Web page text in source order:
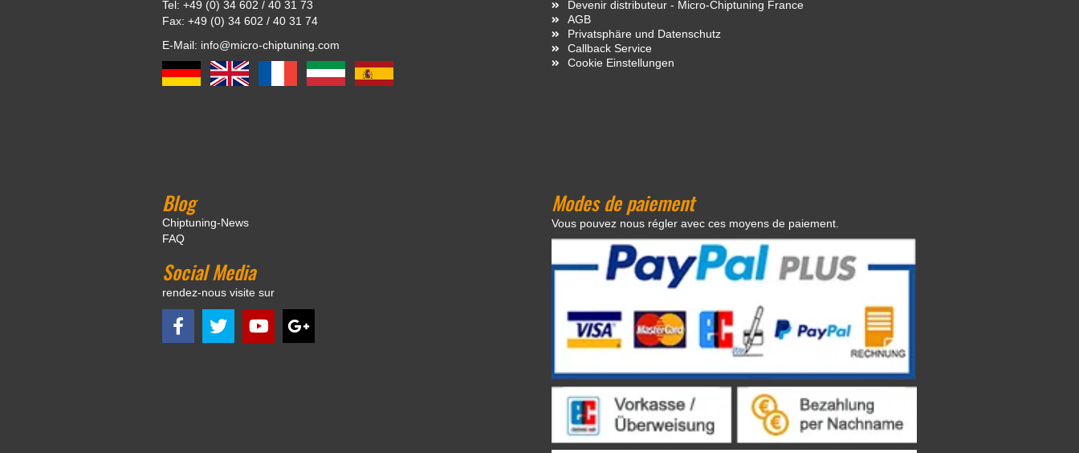
Tel: +49 (0) 34 602 / 40 31 73
Fax: +49 (0) 34 602 / 40 31 74
E-Mail: info@micro-chiptuning.com
Devenir distributeur - Micro-Chiptuning France
AGB
Privatsphäre und Datenschutz
Callback Service
Cookie Einstellungen
Blog
Chiptuning-News
FAQ
Social Media
rendez-nous visite sur
Modes de paiement
Vous pouvez nous régler avec ces moyens de paiement.